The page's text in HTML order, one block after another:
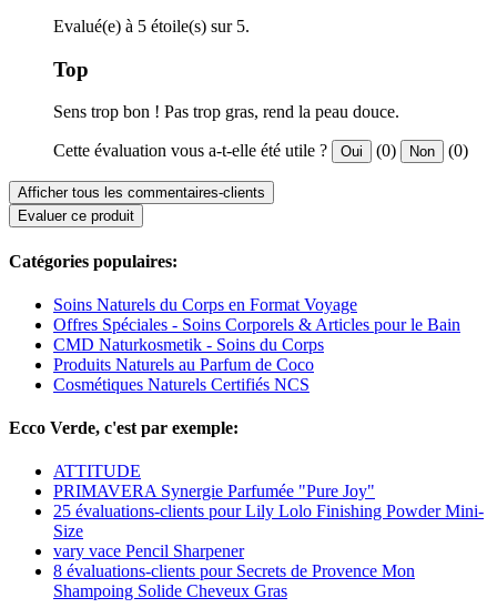
Evalué(e) à 5 étoile(s) sur 5.
Top
Sens trop bon ! Pas trop gras, rend la peau douce.
Cette évaluation vous a-t-elle été utile ? Oui (0) Non (0)
Afficher tous les commentaires-clients
Evaluer ce produit
Catégories populaires:
Soins Naturels du Corps en Format Voyage
Offres Spéciales - Soins Corporels & Articles pour le Bain
CMD Naturkosmetik - Soins du Corps
Produits Naturels au Parfum de Coco
Cosmétiques Naturels Certifiés NCS
Ecco Verde, c'est par exemple:
ATTITUDE
PRIMAVERA Synergie Parfumée "Pure Joy"
25 évaluations-clients pour Lily Lolo Finishing Powder Mini-
Size
vary vace Pencil Sharpener
8 évaluations-clients pour Secrets de Provence Mon
Shampoing Solide Cheveux Gras